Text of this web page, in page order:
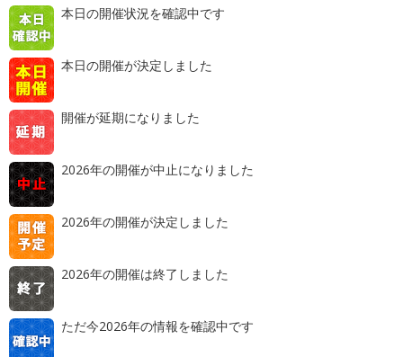
本日の開催状況を確認中です
本日の開催が決定しました
開催が延期になりました
2026年の開催が中止になりました
2026年の開催が決定しました
2026年の開催は終了しました
ただ今2026年の情報を確認中です